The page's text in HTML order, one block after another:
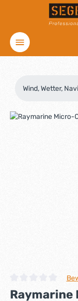
Zum Hauptinhalt
Wind, Wetter,
Bildergalerie
Durchschnittliche
Raymarine